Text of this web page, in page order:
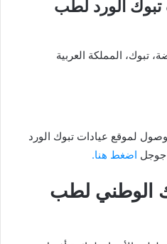
الورد لطب
تبوك، المملكة العربية
لموقع عيادات تبوك الورد
جوجل اضغط هنا.
الوطني لطب